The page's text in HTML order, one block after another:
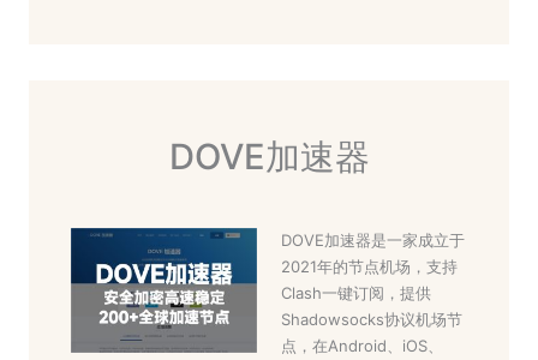
DOVE加速器
DOVE加速器是一家成立于
2021年的节点机场，支持
Clash一键订阅，提供
Shadowsocks协议机场节
点，在Android、iOS、